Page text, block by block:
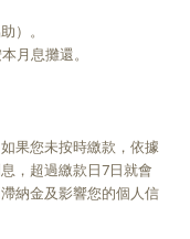
）。
月息攤還。
果您未按時繳款，依據
，超過繳款日7日就會
納金及影響您的個人信